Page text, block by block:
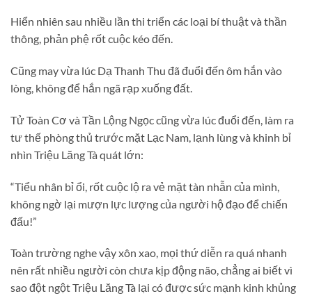
Hiển nhiên sau nhiều lần thi triển các loại bí thuật và thần
thông, phản phệ rốt cuộc kéo đến.
Cũng may vừa lúc Dạ Thanh Thu đã đuổi đến ôm hắn vào
lòng, không để hắn ngã rạp xuống đất.
Tử Toàn Cơ và Tần Lộng Ngọc cũng vừa lúc đuổi đến, làm ra
tư thế phòng thủ trước mặt Lạc Nam, lạnh lùng và khinh bỉ
nhìn Triệu Lăng Tà quát lớn:
“Tiểu nhân bỉ ổi, rốt cuộc lộ ra vẻ mặt tàn nhẫn của mình,
không ngờ lại mượn lực lượng của người hộ đạo để chiến
đấu!”
Toàn trường nghe vậy xôn xao, mọi thứ diễn ra quá nhanh
nên rất nhiều người còn chưa kịp động não, chẳng ai biết vì
sao đột ngột Triệu Lăng Tà lại có được sức mạnh kinh khủng